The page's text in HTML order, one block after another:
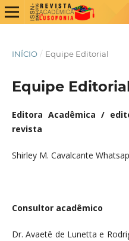
INÍCIO / Equipe Editorial
Equipe
Editora Acadêmica /
revista
Shirley M. Cavalcante
Consultor acadêmico
Dr. Avaetê de Lunetta e